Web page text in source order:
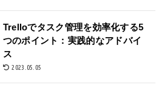
Trelloでタスク管理を効率化する5
つのポイント：実践的なアドバイ
ス
2023.05.05